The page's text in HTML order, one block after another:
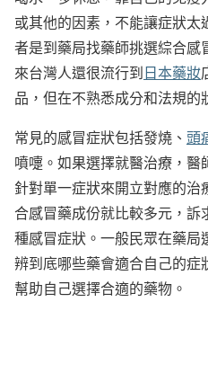
或其他的因素，不能讓症狀
者是到藥局找藥師挑選綜合
來台灣人還很流行到日本藥妝
品，但在不熟悉成分和法規的
常見的感冒症狀包括發燒、 頭
噴嚏。如果選擇就醫治療，醫
針對單一症狀來開立對應的
合感冒藥成份就比較多元，訴
種感冒症狀。一般民眾在藥
辨到底哪些藥會適合自己的症
幫助自己選擇合適的藥物。